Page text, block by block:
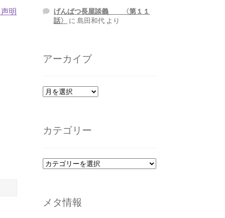
明
げんぱつ長屋談義 〈第１１
話〉
に島田和代 より
アーカイブ
ア
ブ
カテゴリー
カ
ー
メタ情報